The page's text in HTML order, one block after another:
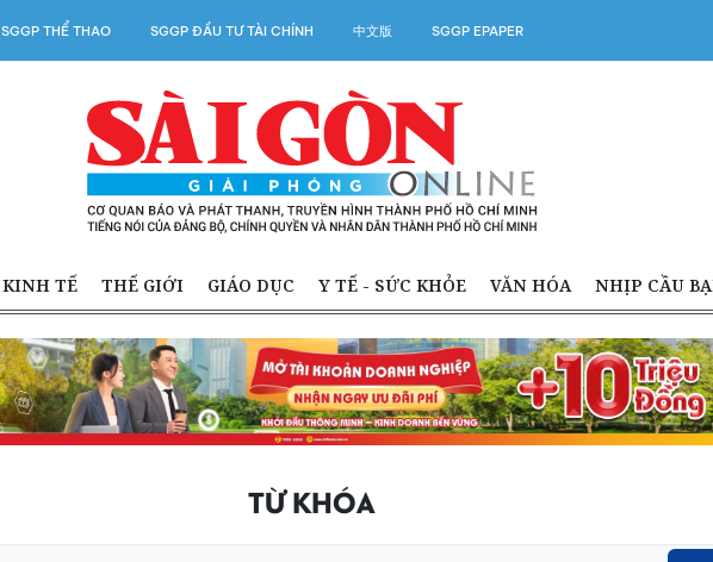
SGGP THỂ THAO SGGP ĐẦU TƯ TÀI CHÍNH 中文版 SGGP EPAPER
KINH TẾ THẾ GIỚI GIÁO DỤC Y TẾ - SỨC KHỎE VĂN HÓA NHỊP CẦU
TỪ KHÓA